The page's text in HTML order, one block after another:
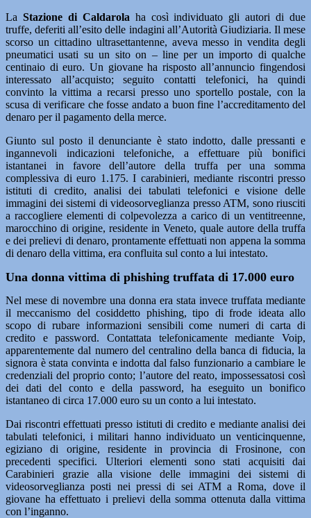
La Stazione di Caldarola ha così individuato gli autori di due
truffe, deferiti all’esito delle indagini all’Autorità Giudiziaria. Il mese
scorso un cittadino ultrasettantenne, aveva messo in vendita degli
pneumatici usati su un sito on – line per un importo di qualche
centinaio di euro. Un giovane ha risposto all’annuncio fingendosi
interessato all’acquisto; seguito contatti telefonici, ha quindi
convinto la vittima a recarsi presso uno sportello postale, con la
scusa di verificare che fosse andato a buon fine l’accreditamento del
denaro per il pagamento della merce.
Giunto sul posto il denunciante è stato indotto, dalle pressanti e
ingannevoli indicazioni telefoniche, a effettuare più bonifici
istantanei in favore dell’autore della truffa per una somma
complessiva di euro 1.175. I carabinieri, mediante riscontri presso
istituti di credito, analisi dei tabulati telefonici e visione delle
immagini dei sistemi di videosorveglianza presso ATM, sono riusciti
a raccogliere elementi di colpevolezza a carico di un ventitreenne,
marocchino di origine, residente in Veneto, quale autore della truffa
e dei prelievi di denaro, prontamente effettuati non appena la somma
di denaro della vittima, era confluita sul conto a lui intestato.
Una donna vittima di phishing truffata di 17.000 euro
Nel mese di novembre una donna era stata invece truffata mediante
il meccanismo del cosiddetto phishing, tipo di frode ideata allo
scopo di rubare informazioni sensibili come numeri di carta di
credito e password. Contattata telefonicamente mediante Voip,
apparentemente dal numero del centralino della banca di fiducia, la
signora è stata convinta e indotta dal falso funzionario a cambiare le
credenziali del proprio conto; l’autore del reato, impossessatosi così
dei dati del conto e della password, ha eseguito un bonifico
istantaneo di circa 17.000 euro su un conto a lui intestato.
Dai riscontri effettuati presso istituti di credito e mediante analisi dei
tabulati telefonici, i militari hanno individuato un venticinquenne,
egiziano di origine, residente in provincia di Frosinone, con
precedenti specifici. Ulteriori elementi sono stati acquisiti dai
Carabinieri grazie alla visione delle immagini dei sistemi di
videosorveglianza posti nei pressi di sei ATM a Roma, dove il
giovane ha effettuato i prelievi della somma ottenuta dalla vittima
con l’inganno.